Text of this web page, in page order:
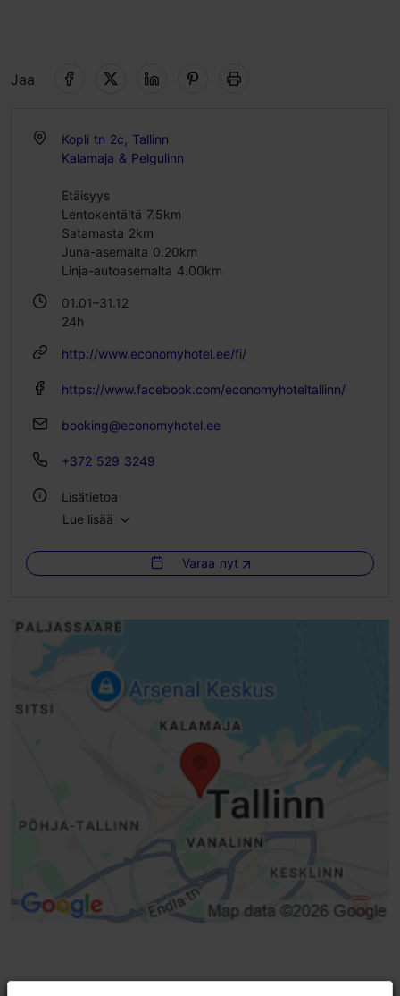
Jaa
Kopli tn 2c, Tallinn
Kalamaja & Pelgulinn
Etäisyys
Lentokentältä 7.5km
Satamasta 2km
Juna-asemalta 0.20km
Linja-autoasemalta 4.00km
01.01–31.12
24h
http://www.economyhotel.ee/fi/
https://www.facebook.com/economyhoteltallinn/
booking@economyhotel.ee
+372 529 3249
Lisätietoa
Vuodepaikkoja: 78
Lue lisää
Varaa nyt